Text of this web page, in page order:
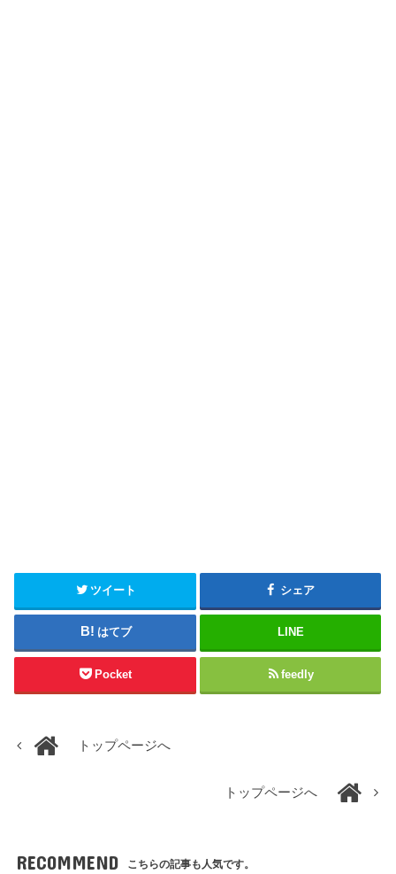
ツイート シェア
はてブ LINE
Pocket feedly
トップページへ
トップページへ
RECOMMEND こちらの記事も人気です。